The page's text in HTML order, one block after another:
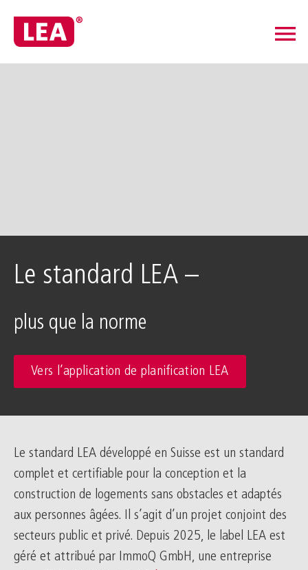
menu
Le standard LEA –
plus que la norme
Vers l’application de planification LEA
Le standard LEA développé en Suisse est un standard
complet et certifiable pour la conception et la
construction de logements sans obstacles et adaptés
aux personnes âgées. Il s’agit d’un projet conjoint des
secteurs public et privé. Depuis 2025, le label LEA est
géré et attribué par ImmoQ GmbH, une entreprise